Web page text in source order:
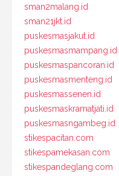
sman2malang.id
sman21jkt.id
puskesmasjakut.id
puskesmasmampang.id
puskesmaspancoran.id
puskesmasmenteng.id
puskesmassenen.id
puskesmaskramatjati.id
puskesmasngambeg.id
stikespacitan.com
stikespamekasan.com
stikespandeglang.com